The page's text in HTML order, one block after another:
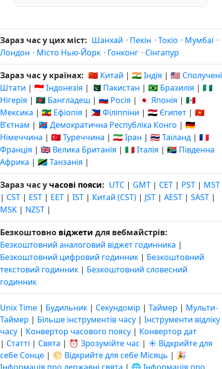
Зараз час у цих міст: Шанхай · Пекін · Токіо · Мумбаї ·
Лондон · Місто Нью-Йорк · Гонконг · Сінгапур
Зараз час у країнах: 🇨🇳 Китай | 🇮🇳 Індія | 🇺🇸 Сполучені
Штати | 🇮🇩 Індонезія | 🇵🇰 Пакистан | 🇧🇷 Бразилія | 🇳🇬
Нігерія | 🇧🇩 Бангладеш | 🇷🇺 Росія | 🇯🇵 Японія | 🇲🇽
Мексика | 🇪🇹 Ефіопія | 🇵🇭 Філіппіни | 🇪🇬 Єгипет | 🇻🇳
Вʼєтнам | 🇨🇩 Демократична Республіка Конго | 🇩🇪
Німеччина | 🇹🇷 Туреччина | 🇮🇷 Іран | 🇹🇭 Таїланд | 🇫🇷
Франція | 🇬🇧 Велика Британія | 🇮🇹 Італія | 🇿🇦 Південна
Африка | 🇹🇿 Танзанія |
Зараз час у часові пояси: UTC | GMT | CET | PST | MST
| CST | EST | EET | IST | Китай (CST) | JST | AEST | SAST |
MSK | NZST |
Безкоштовно віджети для вебмайстрів:
Безкоштовний аналоговий віджет годинника |
Безкоштовний цифровий годинник | Безкоштовний
текстовий годинник | Безкоштовний словесний
годинник
Unix Time | Будильник | Секундомір | Таймер | Мульти-
Таймер | Більше інструментів часу | Інструменти відліку
часу | Конвертор часового поясу | Конвертор дат
| Статті | Свята | ⏰ Зрозумійте час | ☀️ Відкрийте для
себе Сонце | 🌕 Відкрийте для себе Місяць | 🎉